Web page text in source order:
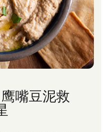
嘴豆泥救